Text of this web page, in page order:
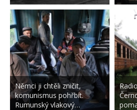
Němci ji chtěli zničit,
komunismus pohřbít.
Rumunský vlakový…